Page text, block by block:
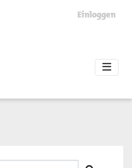
Einloggen